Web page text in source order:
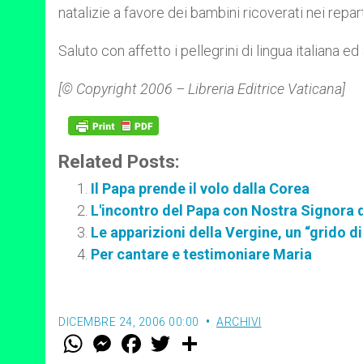
natalizie a favore dei bambini ricoverati nei
Saluto con affetto i pellegrini di lingua italiana
[© Copyright 2006 – Libreria Editrice Vaticana]
Related Posts:
Il Papa prende il volo dalla Corea
L'incontro del Papa con Nostra Signora
Le apparizioni della Vergine, un “grido
Per cantare e testimoniare Maria
DICEMBRE 24, 2006 00:00 ARCHIVI
W M
e
F
a w